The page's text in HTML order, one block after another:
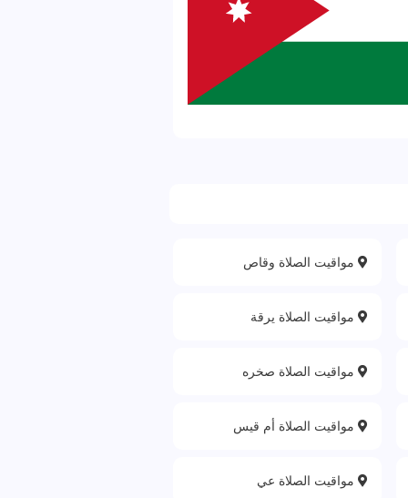
مواقيت الصلاة وقاص‎
مواقيت الصلاة يرقة
مواقيت الصلاة صخره
مواقيت الصلاة أم قيس
مواقيت الصلاة عي